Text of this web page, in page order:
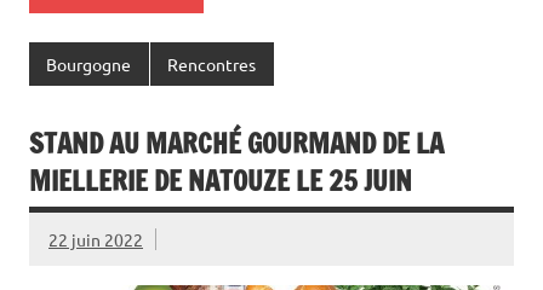
Bourgogne Rencontres
STAND AU MARCHÉ GOURMAND DE LA
MIELLERIE DE NATOUZE LE 25 JUIN
22 juin 2022